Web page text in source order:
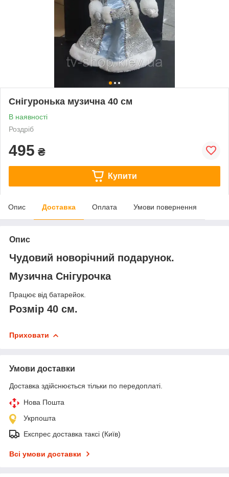
Снігуронька музична 40 см
В наявності
Роздріб
495 ₴
Купити
Опис Доставка Оплата Умови повернення
Опис
Чудовий новорічний подарунок.
Музична Снігурочка
Працює від батарейок.
Розмір 40 см.
Приховати
Умови доставки
Доставка здійснюється тільки по передоплаті.
Нова Пошта
Укрпошта
Експрес доставка таксі (Київ)
Всі умови доставки